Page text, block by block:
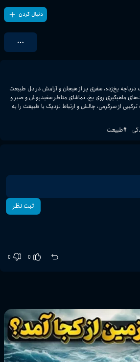
دنبال کردن
تجربه ماهیگیری شگفت‌انگیز در یک دریاچه یخ‌زده، سفری پر از هیجان و آرامش در دل طبیعت
زمستانی است. با تمرکز روی تکنیک‌های ماهیگیری روی یخ، تماشای مناظر سفیدپوش و صبر و
از سرگرمی، چالش و ارتباط نزدیک با طبیعت را به
#طبیعت
ثبت نظر
0
0